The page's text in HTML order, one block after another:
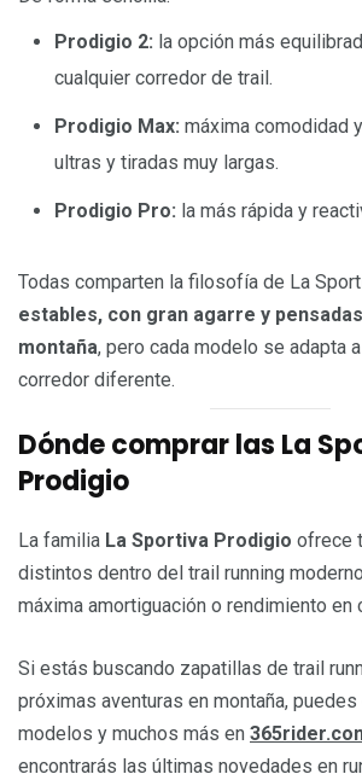
Prodigio 2: la opción más
cualquier corredor de trail.
Prodigio Max: máxima comodidad
ultras y tiradas muy largas.
Prodigio Pro: la más rápida y
Todas comparten la filosofía de La
estables, con gran agarre y
montaña, pero cada modelo se adapta
corredor diferente.
Dónde comprar las La
Prodigio
La familia La Sportiva Prodigio ofrece
distintos dentro del trail running
máxima amortiguación o rendimiento en
Si estás buscando zapatillas de trail
próximas aventuras en montaña,
modelos y muchos más en
encontrarás las últimas novedades en